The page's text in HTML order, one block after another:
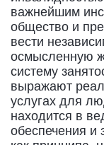
важнейшим
общество и
вести
осмысленную
систему
выражают
услугах для
находится в
обеспечения и